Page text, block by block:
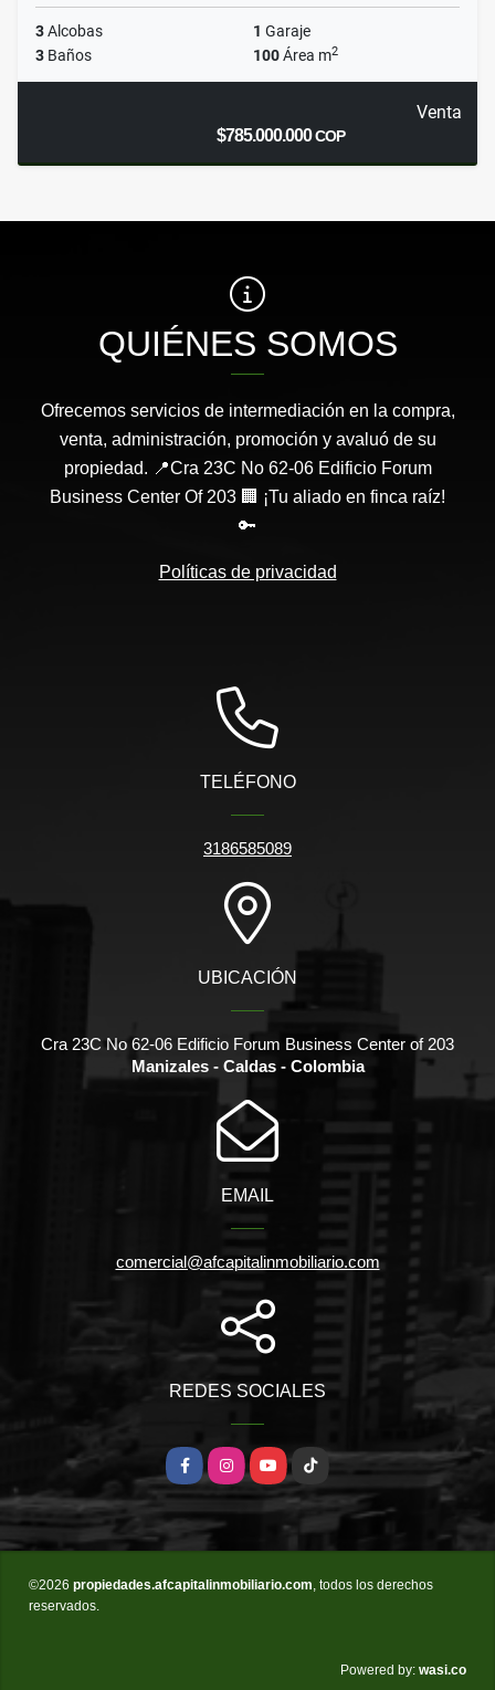
3Alcobas 1 Garaje
3 Baños 100Área m2
Venta
$785.000.000COP
QUIÉNES SOMOS
Ofrecemos servicios de intermediación en la compra,
venta, administración, promoción y avaluó de su
propiedad. 📍Cra 23C No 62-06 Edificio Forum
Business Center Of 203 🏢 ¡Tu aliado en finca raíz!
🔑
Políticas de privacidad
TELÉFONO
3186585089
UBICACIÓN
Cra 23C No 62-06 Edificio Forum Business Center of 203
Manizales - Caldas - Colombia
EMAIL
comercial@afcapitalinmobiliario.com
REDES SOCIALES
FacebookInstagramYouTubeTikTok
©2026 propiedades.afcapitalinmobiliario.com, todos los derechos
reservados.
Powered by: wasi.co